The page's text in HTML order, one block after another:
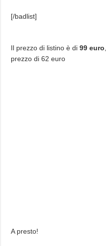
[/badlist]
Il prezzo di listino è di99 euro
prezzo di 62 euro
A presto!